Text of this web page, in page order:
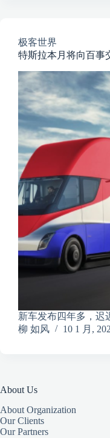
极客世界
特斯拉本月将向百事
新车发布四年多，
柳 如风
10 1 月,
About Us
About Organization
Our Clients
Our Partners